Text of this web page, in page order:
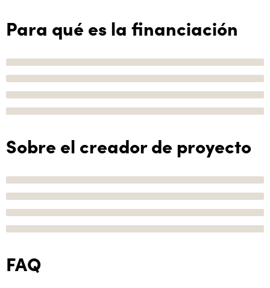
Para qué es la financiación
Sobre el creador de proyecto
FAQ